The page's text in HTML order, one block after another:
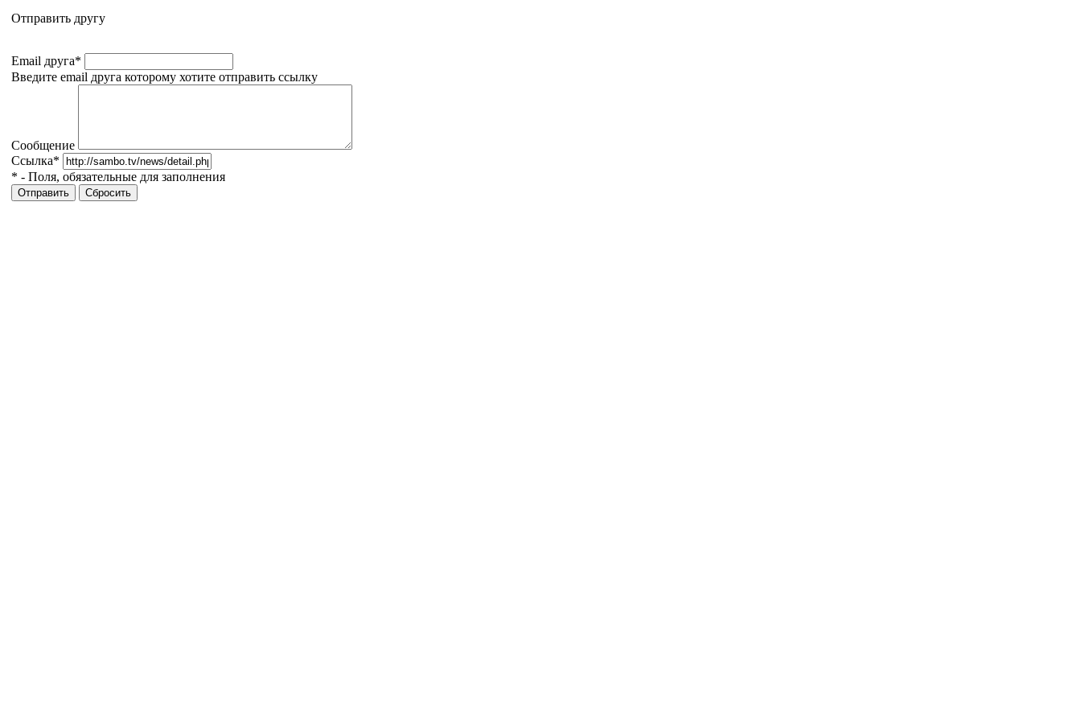
Отправить другу
Email друга*
Введите email друга которому хотите отправить ссылку
Сообщение
Ссылка*
* - Поля, обязательные для заполнения